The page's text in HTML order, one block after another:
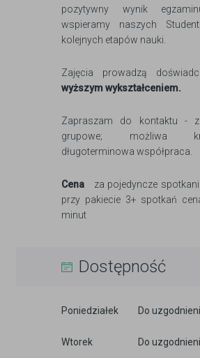
pozytywny wynik
wspieramy naszych
kolejnych etapów nauki.
Zajęcia prowadzą
wyższym wykształceniem.
Zapraszam do kontaktu -
grupowe; możliwa
długoterminowa współpraca.
Cena za pojedyncze
przy pakiecie 3+ spotkań
minut
Dostępność
Poniedziałek Do
Wtorek Do